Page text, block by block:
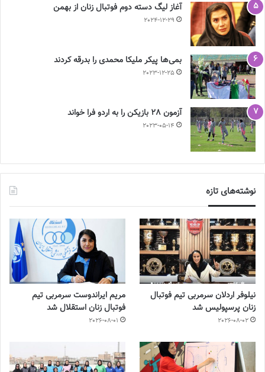
آغاز لیگ دسته دوم فوتبال زنان از بهمن
2024-12-29
بمی‌ها پیکر ملیکا محمدی را بدرقه کردند
2023-12-25
آزمون 28 بازیکن را به اردو فرا خواند
2023-05-14
نوشته‌های تازه
نیلوفر اردلان سرمربی تیم فوتبال
زنان پرسپولیس شد
2026-08-02
مریم ایراندوست سرمربی تیم
فوتبال زنان استقلال شد
2026-08-01